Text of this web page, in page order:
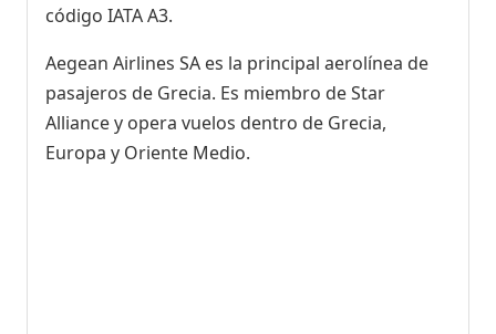
código IATA A3.
Aegean Airlines SA es la principal aerolínea de
pasajeros de Grecia. Es miembro de Star
Alliance y opera vuelos dentro de Grecia,
Europa y Oriente Medio.